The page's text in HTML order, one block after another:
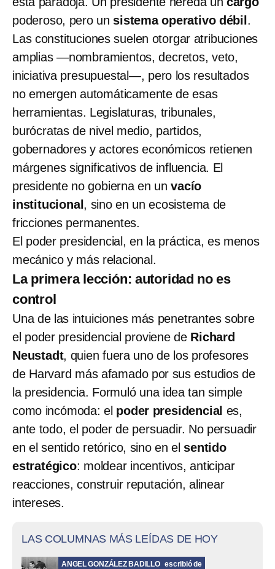
poderoso, pero un sistema operativo débil .
Las constituciones suelen otorgar atribuciones
amplias —nombramientos, decretos, veto,
iniciativa presupuestal—, pero los resultados
no emergen automáticamente de esas
herramientas. Legislaturas, tribunales,
burócratas de nivel medio, partidos,
gobernadores y actores económicos retienen
márgenes significativos de influencia. El
presidente no gobierna en unvacío
institucional , sino en un ecosistema de
fricciones permanentes.
El poder presidencial, en la práctica, es menos
mecánico y más relacional.
La primera lección: autoridad no es
control
Una de las intuiciones más penetrantes sobre
el poder presidencial proviene de Richard
Neustadt, quien fuera uno de los profesores
de Harvard más afamado por sus estudios de
la presidencia. Formuló una idea tan simple
como incómoda: el poder presidencial es,
ante todo, el poder de persuadir. No persuadir
en el sentido retórico, sino en el sentido
estratégico: moldear incentivos, anticipar
reacciones, construir reputación, alinear
intereses.
LAS COLUMNAS MÁS LEÍDAS DE HOY
ANGEL GONZÁLEZ BADILLO escribió de